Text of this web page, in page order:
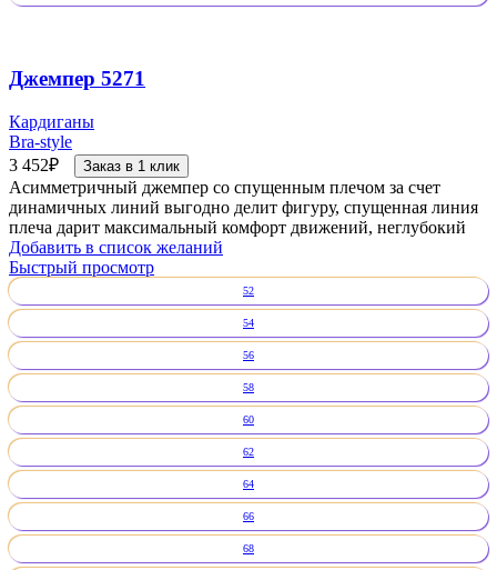
Джемпер 5271
Кардиганы
Bra-style
3 452₽ Заказ в 1 клик
Асимметричный джемпер со спущенным плечом за счет
динамичных линий выгодно делит фигуру, спущенная линия
плеча дарит максимальный комфорт движений, неглубокий
Добавить в список желаний
Быстрый просмотр
52
54
56
58
60
62
64
66
68